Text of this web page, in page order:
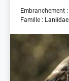
Embranchement :
Famille : Laniidae